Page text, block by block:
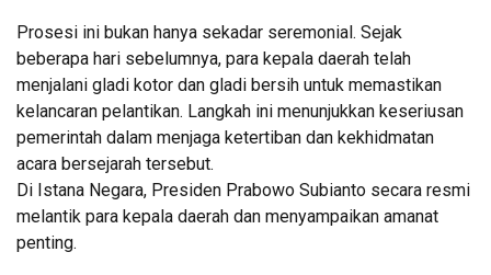
Prosesi ini bukan hanya sekadar seremonial. Sejak
beberapa hari sebelumnya, para kepala daerah telah
menjalani gladi kotor dan gladi bersih untuk memastikan
kelancaran pelantikan. Langkah ini menunjukkan keseriusan
pemerintah dalam menjaga ketertiban dan kekhidmatan
acara bersejarah tersebut.
Di Istana Negara, Presiden Prabowo Subianto secara resmi
melantik para kepala daerah dan menyampaikan amanat
penting.